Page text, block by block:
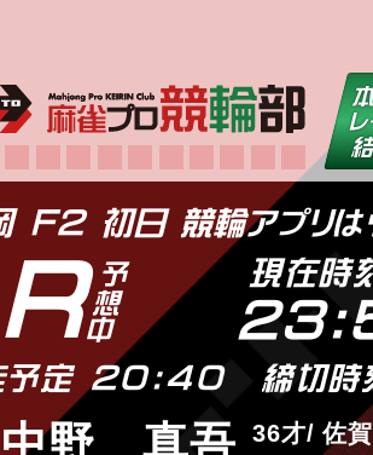
予定 20:40 締切
中野 真吾 36 佐賀
現在時